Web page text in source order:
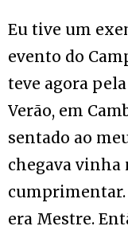
Eu tive um
evento do
teve agora
Verão, em
sentado ao
chegava vinha
cumprimentar.
era Mestre.